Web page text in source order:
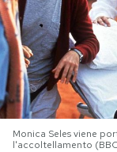
PODCAST
NEWSLETTER
I MIEI
Monica Seles viene
l'accoltellamento